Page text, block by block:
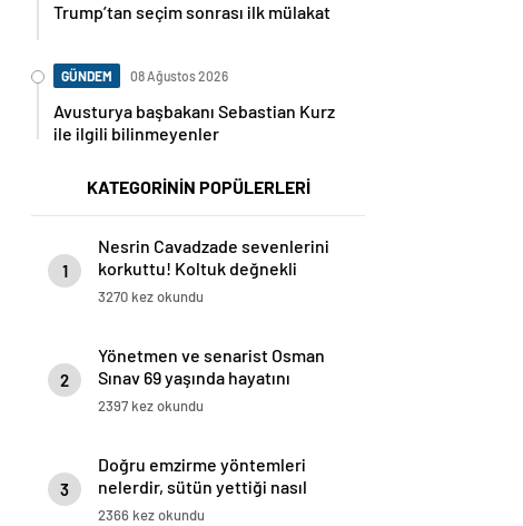
Trump’tan seçim sonrası ilk mülakat
GÜNDEM 08 Ağustos 2026
Avusturya başbakanı Sebastian Kurz
ile ilgili bilinmeyenler
KATEGORİNİN POPÜLERLERİ
1
Nesrin Cavadzade sevenlerini
korkuttu! Koltuk değnekli
paylaşımı olay oldu
3270 kez okundu
2
Yönetmen ve senarist Osman
Sınav 69 yaşında hayatını
kaybetti
2397 kez okundu
3
Doğru emzirme yöntemleri
nelerdir, sütün yettiği nasıl
anlaşılır?
2366 kez okundu